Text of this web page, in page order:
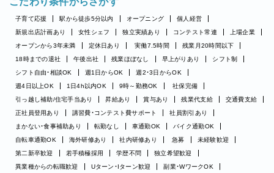
子育て応援 駅から徒歩5分以内 オープニング
個人経営
新規出店計画あり
女性シェフ 独立実績あり コンテスト常連
上場企業
オープンから3年未満
定休日あり 実働7.5時間
残業月20時間以下
18時までの退社
午後出社 残業ほぼなし 早上がりあり
シフト制
シフト自由・相談OK
週1日からOK
週2・3日からOK
週4日以上OK
1日4h以内OK 9時～勤務OK
社保完備
引っ越し補助/住宅手当あり
昇給あり 賞与あり 残業代支給
交通費支給
正社員登用あり
講習費・コンテスト費サポート
社員割引あり
まかない・食事補助あり
転勤なし 車通勤OK
バイク通勤OK
自転車通勤OK
海外研修あり 社内研修あり 急募
未経験歓迎
第二新卒歓迎
若手積極採用 学歴不問
独立希望歓迎
異業種からの転職歓迎
Uターン・Iターン歓迎
副業・WワークOK